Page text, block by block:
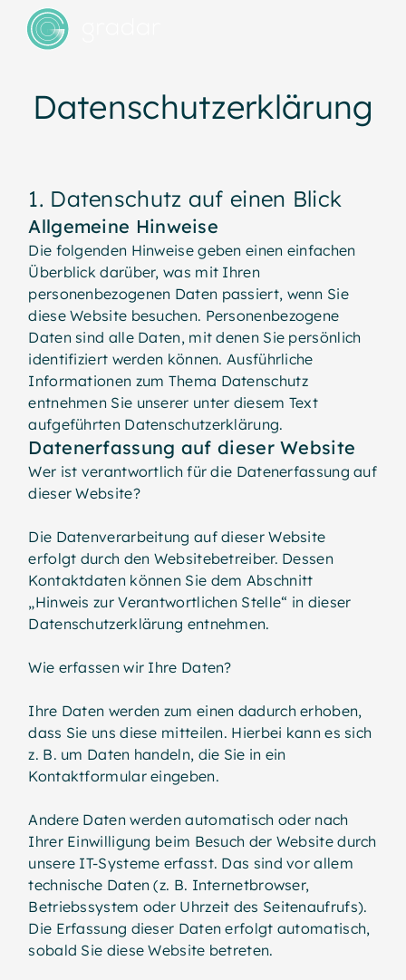
Datenschutzerklärung
1. Datenschutz auf einen Blick
Allgemeine Hinweise
Die folgenden Hinweise geben einen einfachen
Überblick darüber, was mit Ihren
personenbezogenen Daten passiert, wenn Sie
diese Website besuchen. Personenbezogene
Daten sind alle Daten, mit denen Sie persönlich
identifiziert werden können. Ausführliche
Informationen zum Thema Datenschutz
entnehmen Sie unserer unter diesem Text
aufgeführten Datenschutzerklärung.
Datenerfassung auf dieser Website
Wer ist verantwortlich für die Datenerfassung auf
dieser Website?
Die Datenverarbeitung auf dieser Website
erfolgt durch den Websitebetreiber. Dessen
Kontaktdaten können Sie dem Abschnitt
„Hinweis zur Verantwortlichen Stelle“ in dieser
Datenschutzerklärung entnehmen.
Wie erfassen wir Ihre Daten?
Ihre Daten werden zum einen dadurch erhoben,
dass Sie uns diese mitteilen. Hierbei kann es sich
z. B. um Daten handeln, die Sie in ein
Kontaktformular eingeben.
Andere Daten werden automatisch oder nach
Ihrer Einwilligung beim Besuch der Website durch
unsere IT-Systeme erfasst. Das sind vor allem
technische Daten (z. B. Internetbrowser,
Betriebssystem oder Uhrzeit des Seitenaufrufs).
Die Erfassung dieser Daten erfolgt automatisch,
sobald Sie diese Website betreten.